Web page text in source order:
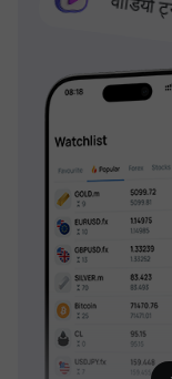
वीडियो